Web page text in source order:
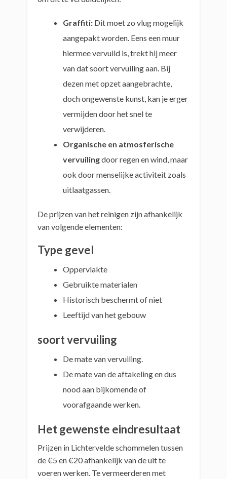
Graffiti: Dit moet zo vlug mogelijk
aangepakt worden. Eens een muur
hiermee vervuild is, trekt hij meer
van dat soort vervuiling aan. Bij
dezen met opzet aangebrachte,
doch ongewenste kunst, kan je erger
vermijden door het snel te
verwijderen.
Organische en atmosferische
vervuilingdoor regen en wind, maar
ook door menselijke activiteit zoals
uitlaatgassen.
De prijzen van het reinigen zijn afhankelijk
van volgende elementen:
Type gevel
Oppervlakte
Gebruikte materialen
Historisch beschermt of niet
Leeftijd van het gebouw
soort vervuiling
De mate van vervuiling.
De mate van de aftakeling en dus
nood aan bijkomende of
voorafgaande werken.
Het gewenste eindresultaat
Prijzen in Lichtervelde schommelen tussen
de €5 en €20 afhankelijk van de uit te
voeren werken. Te vermeerderen met